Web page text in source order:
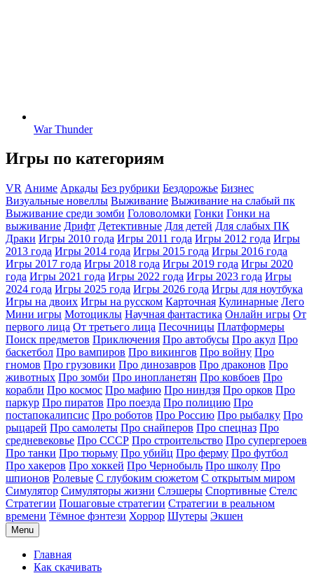
War Thunder
Игры по категориям
VR Аниме Аркады Без рубрики Бездорожье Бизнес
Визуальные новеллы Выживание Выживание на слабый пк
Выживание среди зомби Головоломки Гонки Гонки на
выживание Дрифт Детективные Для детей Для слабых ПК
Драки Игры 2010 года Игры 2011 года Игры 2012 года Игры
2013 года Игры 2014 года Игры 2015 года Игры 2016 года
Игры 2017 года Игры 2018 года Игры 2019 года Игры 2020
года Игры 2021 года Игры 2022 года Игры 2023 года Игры
2024 года Игры 2025 года Игры 2026 года Игры для ноутбука
Игры на двоих Игры на русском Карточная Кулинарные Лего
Мини игры Мотоциклы Научная фантастика Онлайн игры От
первого лица От третьего лица Песочницы Платформеры
Поиск предметов Приключения Про автобусы Про акул Про
баскетбол Про вампиров Про викингов Про войну Про
гномов Про грузовики Про динозавров Про драконов Про
животных Про зомби Про инопланетян Про ковбоев Про
корабли Про космос Про мафию Про ниндзя Про орков Про
паркур Про пиратов Про поезда Про полицию Про
постапокалипсис Про роботов Про Россию Про рыбалку Про
рыцарей Про самолеты Про снайперов Про спецназ Про
средневековье Про СССР Про строительство Про супергероев
Про танки Про тюрьму Про убийц Про ферму Про футбол
Про хакеров Про хоккей Про Чернобыль Про школу Про
шпионов Ролевые С глубоким сюжетом С открытым миром
Симулятор Симуляторы жизни Слэшеры Спортивные Стелс
Стратегии Пошаговые стратегии Стратегии в реальном
времени Тёмное фэнтези Хоррор Шутеры Экшен
Menu
Главная
Как скачивать